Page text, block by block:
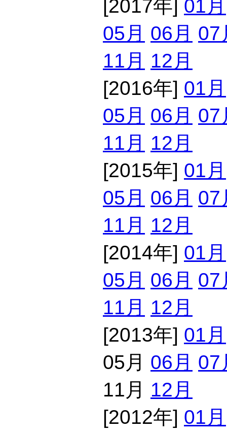
[2017年] 01月
05月 06月 07
11月 12月
[2016年] 01月
05月 06月 07
11月 12月
[2015年] 01月
05月 06月 07
11月 12月
[2014年] 01月
05月 06月 07
11月 12月
[2013年] 01月
05月 06月 07
11月 12月
[2012年] 01月